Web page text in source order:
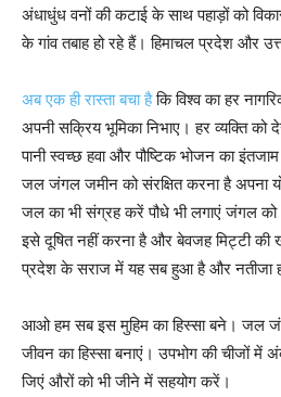
अंधाधुंध वनों की कटाई के साथ पहाड़ों को
के गांव तबाह हो रहे हैं। हिमाचल प्रदेश और
अब एक ही रास्ता बचा हैकि विश्व का हर
अपनी सक्रिय भूमिका निभाए। हर व्यक्ति
पानी स्वच्छ हवा और पौष्टिक भोजन का
जल जंगल जमीन को संरक्षित करना है अपना
जल का भी संग्रह करें पौधे भी लगाएं जंगल को
इसे दूषित नहीं करना है और बेवजह मिट्टी की
प्रदेश के सराज में यह सब हुआ है और नतीजा
आओ हम सब इस मुहिम का हिस्सा बने। जल
जीवन का हिस्सा बनाएं। उपभोग की चीजों
जिएं औरों को भी जीने में सहयोग करें।